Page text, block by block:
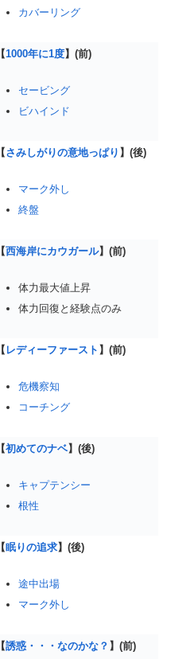
カバーリング
【1000年に1度】(前)
セービング
ビハインド
【さみしがりの意地っぱり 】(後)
マーク外し
終盤
【西海岸にカウガール】(前)
体力最大値上昇
体力回復と経験点のみ
【 レディーファースト 】(前)
危機察知
コーチング
【初めてのナベ】(後)
キャプテンシー
根性
【眠りの追求】(後)
途中出場
マーク外し
【誘惑・・・なのかな？ 】(前)